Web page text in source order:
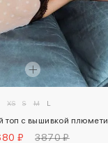
XS S M L
топ с вышивкой плюмети
₽ 3870 ₽